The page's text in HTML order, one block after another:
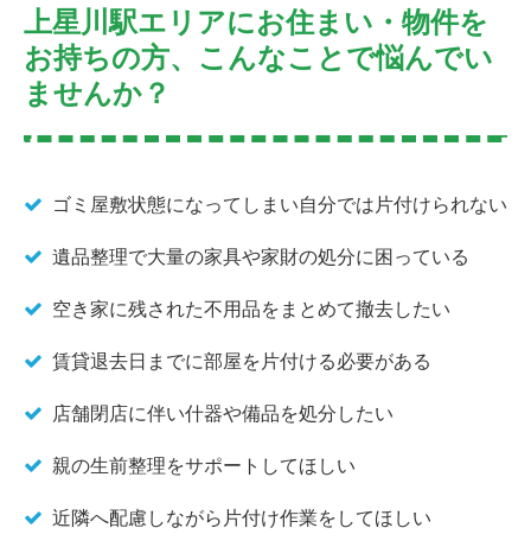
上星川駅エリアにお住まい・物件を
お持ちの方、こんなことで悩んでい
ませんか？
ゴミ屋敷状態になってしまい自分では片付けられない
遺品整理で大量の家具や家財の処分に困っている
空き家に残された不用品をまとめて撤去したい
賃貸退去日までに部屋を片付ける必要がある
店舗閉店に伴い什器や備品を処分したい
親の生前整理をサポートしてほしい
近隣へ配慮しながら片付け作業をしてほしい